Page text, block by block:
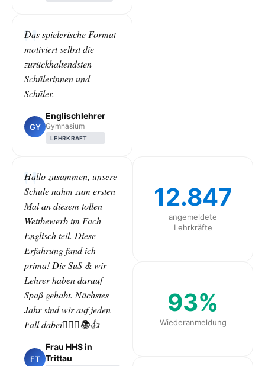
Das spielerische Format
motiviert selbst die
zurückhaltendsten
Schülerinnen und
Schüler.
GY
Englischlehrer
Gymnasium
LEHRKRAFT
Hallo zusammen, unsere
Schule nahm zum ersten
Mal an diesem tollen
Wettbewerb im Fach
Englisch teil. Diese
Erfahrung fand ich
prima! Die SuS & wir
Lehrer haben darauf
Spaß gehabt. Nächstes
Jahr sind wir auf jeden
Fall dabei🙋🏻‍♀️📚👍
FT
Frau HHS in
Trittau
12.847
angemeldete
Lehrkräfte
93%
Wiederanmeldung